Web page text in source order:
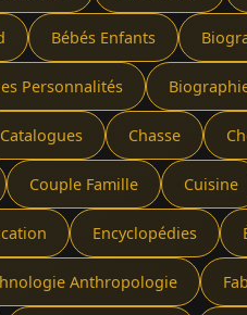
Bébés Enfants
Personnalités
Catalogues Chasse
Couple Famille Cuisine
Encyclopédies
Anthropologie